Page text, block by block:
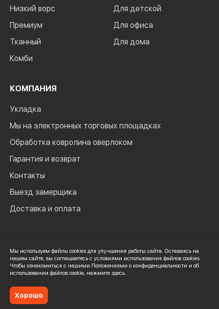
Низкий ворс
Премиум
Тканный
Комби
Для детской
Для офиса
Для дома
КОМПАНИЯ
Укладка
Мы на электронных торговых площадках
Обработка ковролина оверлоком
Гарантия и возврат
Контакты
Выезд замерщика
Доставка и оплата
© 2024 Мир Ковролина. ИП Зверев Максим Ильич. ИНН:
100502600325
Мы используем файлы cookies для улучшения работы сайта. Оставаясь на
нашем сайте, вы соглашаетесь с условиями использования файлов cookies.
Чтобы ознакомиться с нашими Положениями о конфиденциальности и об
использовании файлов cookie, нажмите здесь.
Хорошо